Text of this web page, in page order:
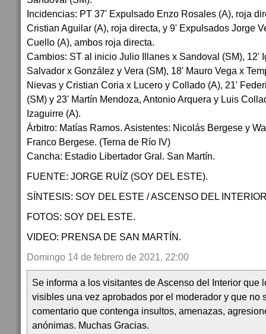
Incidencias: PT 37' Expulsado Enzo Rosales (A), roja
Cristian Aguilar (A), roja directa, y 9' Expulsados Jorge
Cuello (A), ambos roja directa.
Cambios: ST al inicio Julio Illanes x Sandoval (SM), 12'
Salvador x González y Vera (SM), 18' Mauro Vega x
Nievas y Cristian Coria x Lucero y Collado (A), 21'
(SM) y 23' Martín Mendoza, Antonio Arquera y Luis
Izaguirre (A).
Árbitro: Matías Ramos. Asistentes: Nicolás Bergese y
Franco Bergese. (Terna de Río IV)
Cancha: Estadio Libertador Gral. San Martín.
FUENTE: JORGE RUÍZ (SOY DEL ESTE).
SÍNTESIS: SOY DEL ESTE / ASCENSO DEL
FOTOS: SOY DEL ESTE.
VIDEO: PRENSA DE SAN MARTÍN.
Domingo 14 de febrero de 2021, 22:00
Se informa a los visitantes de Ascenso del Interior que
visibles una vez aprobados por el moderador y que no
comentario que contenga insultos, amenazas,
anónimas. Muchas Gracias.